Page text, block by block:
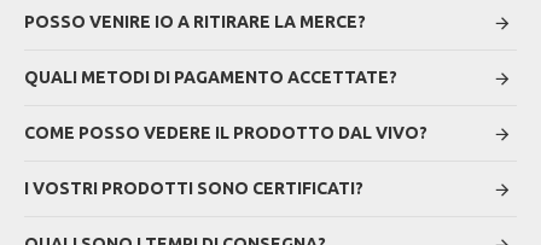
POSSO VENIRE IO A RITIRARE LA MERCE?
QUALI METODI DI PAGAMENTO ACCETTATE?
COME POSSO VEDERE IL PRODOTTO DAL VIVO?
I VOSTRI PRODOTTI SONO CERTIFICATI?